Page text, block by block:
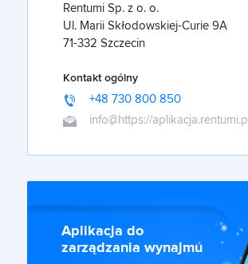
Rentumi Sp. z o. o.
Ul. Marii Skłodowskiej-Curie 9A
71-332 Szczecin
Kontakt ogólny
+48 730 800 850
info@https://aplikacja.rentumi.pl
Aplikacja do
zarządzania wynajmu